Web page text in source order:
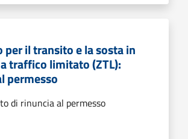
per il transito e la sosta in
traffico limitato (ZTL):
permesso
di rinuncia al permesso